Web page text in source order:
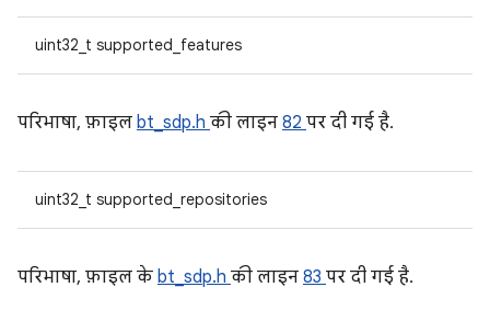
uint32_t supported_features
परिभाषा, फ़ाइल bt_sdp.h की लाइन 82 पर दी गई है.
uint32_t supported_repositories
परिभाषा, फ़ाइल के bt_sdp.h की लाइन 83 पर दी गई है.